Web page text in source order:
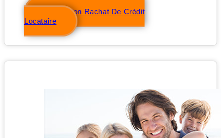
Simulation Rachat De Crédit
Locataire